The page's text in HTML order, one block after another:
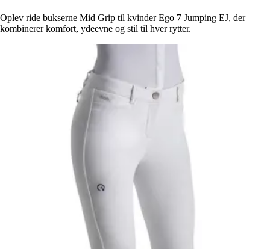
Oplev ride bukserne Mid Grip til kvinder Ego 7 Jumping EJ, der
kombinerer komfort, ydeevne og stil til hver rytter.